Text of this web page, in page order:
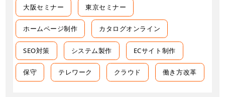
大阪セミナー 東京セミナー
ホームページ制作 カタログオンライン
SEO対策 システム製作 ECサイト制作
保守 テレワーク クラウド 働き方改革